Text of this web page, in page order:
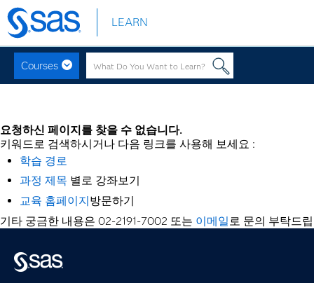
메
인
텐
바
로
가
기
LEARN
Courses
요청하신 페이지를 찾을 수 없습니다.
키워드로 검색하시거나 다음 링크를 사용해 보세요 :
학습 경로
과정 제목 별로 강좌보기
교육 홈페이지방문하기
기타 궁금한 내용은 02-2191-7002 또는 이메일로 문의 부탁드